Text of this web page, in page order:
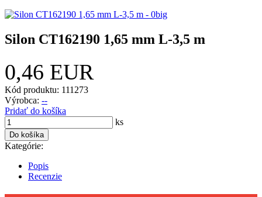
Silon CT162190 1,65 mm L-3,5 m
0,46 EUR
Kód produktu: 111273
Výrobca: --
Pridať do košíka
ks
Do košíka
Kategórie:
Popis
Recenzie